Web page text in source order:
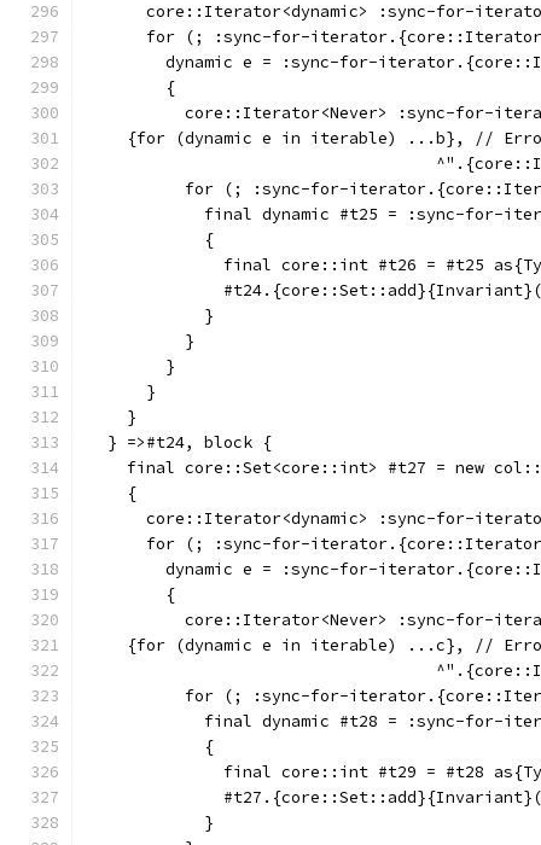
core::Iterator<dynamic> :sync-for-
for (; :sync-for-
dynamic e = :sync-for-
        {
core::Iterator<Never> :sync-for-
{for (dynamic e in iterable) ...b}, //
for (; :sync-for-
final dynamic #t25 = :sync-for-
            {
final core::int #t26 = #t25
            }
          }
        }
      }
    }
  } =>#t24, block {
final core::Set<core::int> #t27 = new
    {
core::Iterator<dynamic> :sync-for-
for (; :sync-for-
dynamic e = :sync-for-
        {
core::Iterator<Never> :sync-for-
{for (dynamic e in iterable) ...c}, //
for (; :sync-for-
final dynamic #t28 = :sync-for-
            {
final core::int #t29 = #t28
            }